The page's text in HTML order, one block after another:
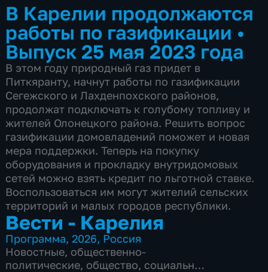
В Карелии продолжаются
работы по газификации •
Выпуск 25 мая 2023 года
В этом году природный газ придет в
Питкяранту, начнут работы по газификации
Сегежского и Лахденпохского районов,
продолжат подключать к голубому топливу и
жителей Олонецкого района. Решить вопрос
газификации домовладений поможет и новая
мера поддержки. Теперь на покупку
оборудования и прокладку внутридомовых
сетей можно взять кредит по льготной ставке.
Воспользоваться им могут жителий сельских
территорий и малых городов республики.
Вести - Карелия
Программа,2026, Россия
Новостные, общественно-
политические, общество, социально-